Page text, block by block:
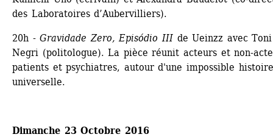
des Laboratoires d’Aubervilliers).
20h - Gravidade Zero, Episódio III de Ueinzz avec Toni
Negri (politologue). La pièce réunit acteurs et non-
patients et psychiatres, autour d'une impossible histoire
universelle.
Dimanche 23 Octobre 2016